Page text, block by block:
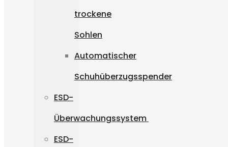
trockene
Sohlen
Automatischer
Schuhüberzugsspender
ESD-
Überwachungssystem
ESD-